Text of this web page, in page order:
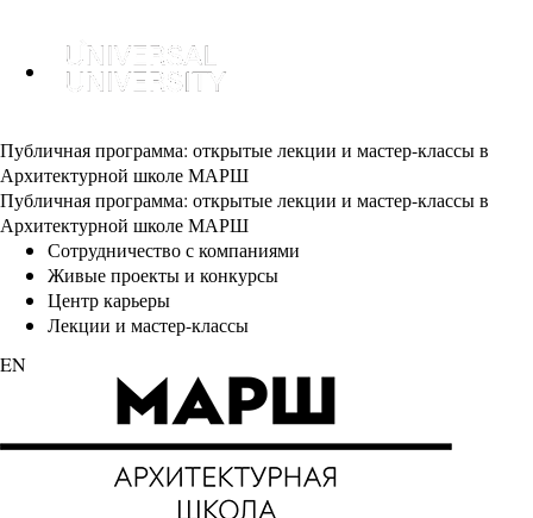
Публичная программа: открытые лекции и мастер-классы в
Архитектурной школе МАРШ
Публичная программа: открытые лекции и мастер-классы в
Архитектурной школе МАРШ
Сотрудничество с компаниями
Живые проекты и конкурсы
Центр карьеры
Лекции и мастер-классы
EN